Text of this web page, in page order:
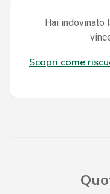
Hai indovinato
Scopri come